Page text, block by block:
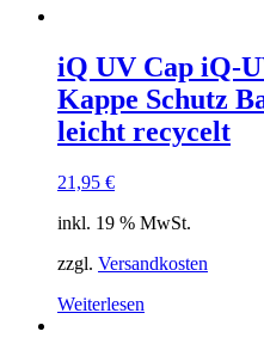
iQ UV Cap iQ-
Kappe Schutz
leicht recycelt
21,95 €
inkl. 19 % MwSt.
zzgl. Versandkosten
Weiterlesen